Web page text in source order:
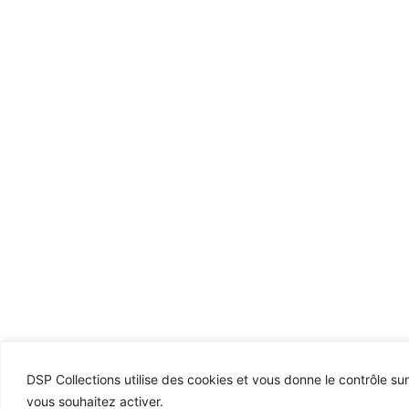
DSP Collections utilise des cookies et vous donne le contrôle
vous souhaitez activer.